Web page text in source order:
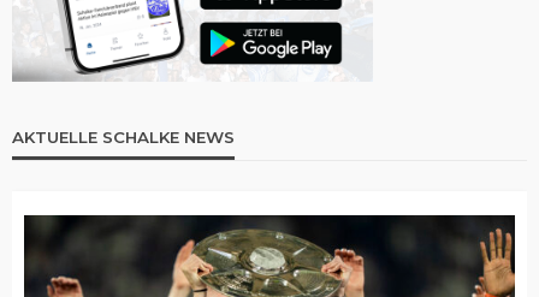
AKTUELLE SCHALKE NEWS